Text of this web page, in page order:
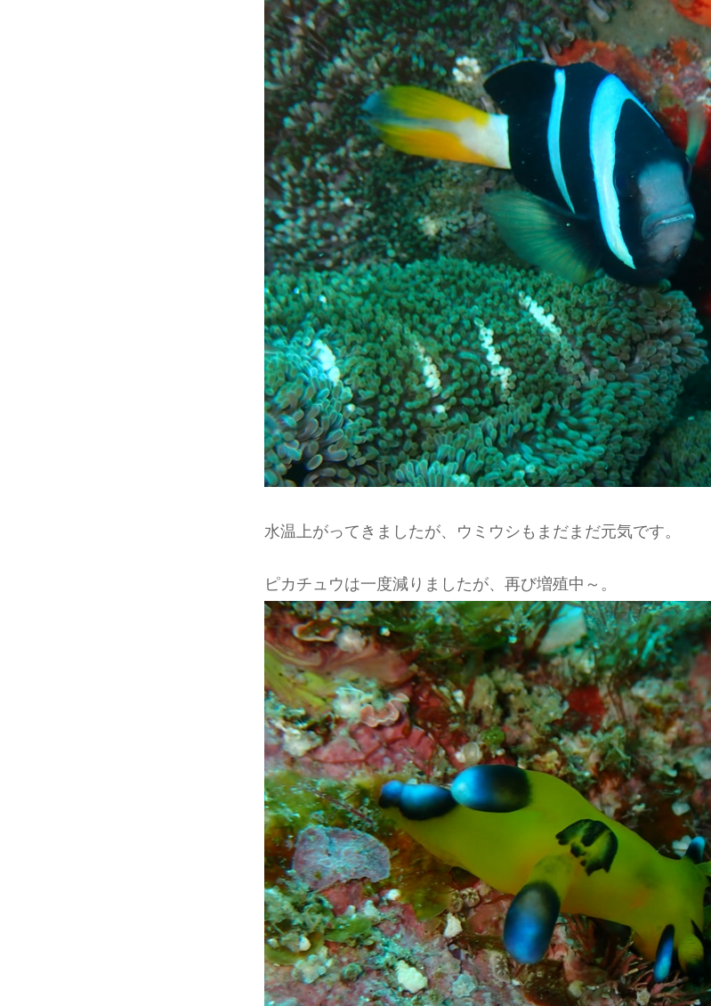
水温上がってきましたが、ウミウシもまだまだ元気です。
ピカチュウは一度減りましたが、再び増殖中～。